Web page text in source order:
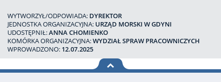
WYTWORZYŁ/ODPOWIADA: DYREKTOR
JEDNOSTKA ORGANIZACYJNA: URZĄD MORSKI W GDYNI
UDOSTĘPNIŁ:ANNA CHOMIENKO
KOMÓRKA ORGANIZACYJNA:WYDZIAŁ SPRAW PRACOWNICZYCH
WPROWADZONO: 12.07.2025
na górę